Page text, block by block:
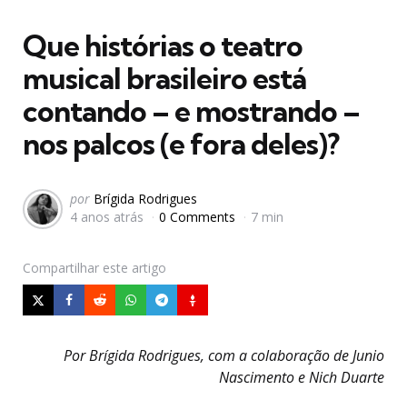
Que histórias o teatro
musical brasileiro está
contando – e mostrando –
nos palcos (e fora deles)?
Postado
por
por Brígida Rodrigues
4 anos atrás
0 Comments 7 min
Compartilhar este artigo
Por Brígida Rodrigues, com a colaboração de Junio
Nascimento e Nich Duarte